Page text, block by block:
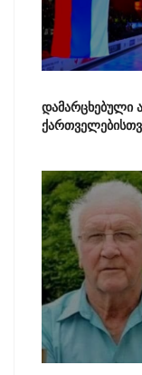
დამარცხებული